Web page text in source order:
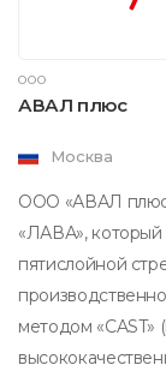
ООО
АВАЛ плюс
Москва
ООО «АВАЛ
«ЛАВА», который
пятислойной
методом «CAST»